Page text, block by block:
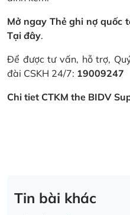
Mở ngay Thẻ ghi nợ quốc
Tại đây.
Để được tư vấn, hỗ trợ,
đài CSKH 24/7: 19009247
Chi tiet CTKM the BIDV
Tin bài khác